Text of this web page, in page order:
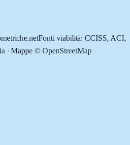
Fonti viabilità: CCISS, ACI,
· Mappe © OpenStreetMap